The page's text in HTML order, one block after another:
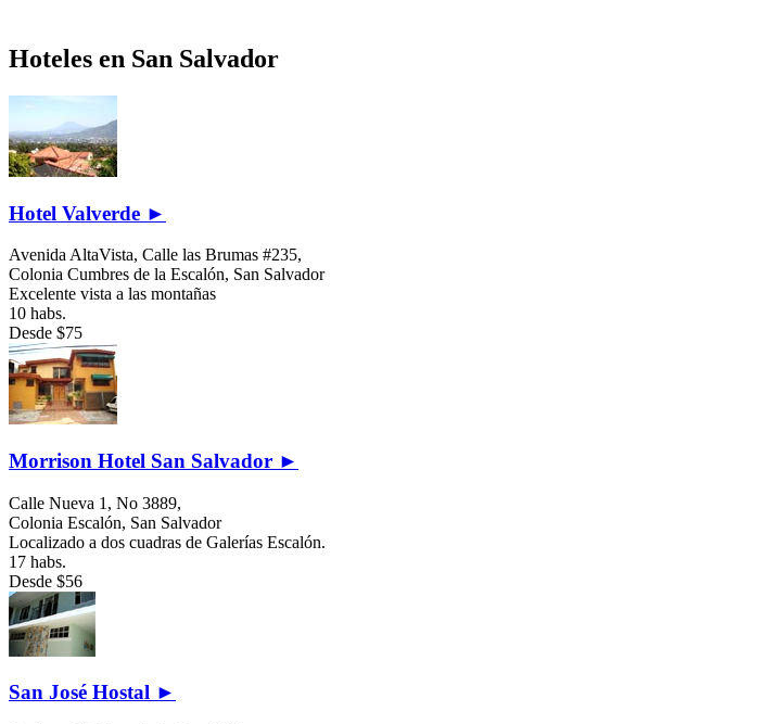
Hoteles en San Salvador
Hotel Valverde ►
Avenida AltaVista, Calle las Brumas #235,
Colonia Cumbres de la Escalón, San Salvador
Excelente vista a las montañas
10 habs.
Desde $75
Morrison Hotel San Salvador ►
Calle Nueva 1, No 3889,
Colonia Escalón, San Salvador
Localizado a dos cuadras de Galerías Escalón.
17 habs.
Desde $56
San José Hostal ►